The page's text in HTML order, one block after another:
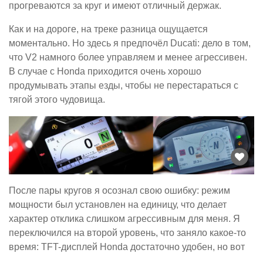
прогреваются за круг и имеют отличный держак.
Как и на дороге, на треке разница ощущается
моментально. Но здесь я предпочёл Ducati: дело в том,
что V2 намного более управляем и менее агрессивен.
В случае с Honda приходится очень хорошо
продумывать этапы езды, чтобы не перестараться с
тягой этого чудовища.
После пары кругов я осознал свою ошибку: режим
мощности был установлен на единицу, что делает
характер отклика слишком агрессивным для меня. Я
переключился на второй уровень, что заняло какое-то
время: TFT-дисплей Honda достаточно удобен, но вот